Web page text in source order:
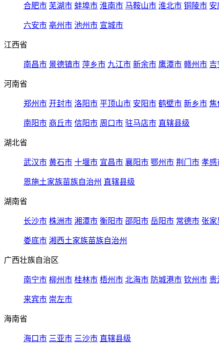
合肥市 芜湖市 蚌埠市 淮南市 马鞍山市 淮北市 铜陵市 安
六安市 亳州市 池州市 宣城市
江西省
南昌市 景德镇市 萍乡市 九江市 新余市 鹰潭市 赣州市 吉
河南省
郑州市 开封市 洛阳市 平顶山市 安阳市 鹤壁市 新乡市 焦
南阳市 商丘市 信阳市 周口市 驻马店市 直辖县级
湖北省
武汉市 黄石市 十堰市 宜昌市 襄阳市 鄂州市 荆门市 孝感
恩施土家族苗族自治州 直辖县级
湖南省
长沙市 株洲市 湘潭市 衡阳市 邵阳市 岳阳市 常德市 张家
娄底市 湘西土家族苗族自治州
广西壮族自治区
南宁市 柳州市 桂林市 梧州市 北海市 防城港市 钦州市 贵
来宾市 崇左市
海南省
海口市 三亚市 三沙市 直辖县级